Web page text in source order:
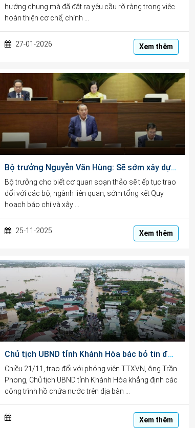
hướng chung mà đã đặt ra yêu cầu rõ ràng trong việc
hoàn thiện cơ chế, chính …
27-01-2026 Xem thêm
Bộ trưởng Nguyễn Văn Hùng: Sẽ sớm xây dựng chiến lược phát triển báo chí
Bộ trưởng cho biết cơ quan soạn thảo sẽ tiếp tục trao
đổi với các bộ, ngành liên quan, sớm tổng kết Quy
hoạch báo chí và xây …
25-11-2025 Xem thêm
Chủ tịch UBND tỉnh Khánh Hòa bác bỏ tin đồn thất thiệt về vỡ đập hồ chứa nước
Chiều 21/11, trao đổi với phóng viên TTXVN, ông Trần
Phong, Chủ tịch UBND tỉnh Khánh Hòa khẳng định các
công trình hồ chứa nước trên địa bàn …
Xem thêm